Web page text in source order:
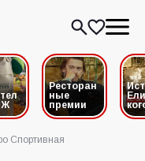
Ресторан
ные
премии
Спортивная